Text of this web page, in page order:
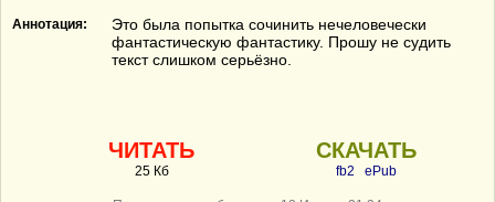
Аннотация:
Это была попытка сочинить нечеловечески
фантастическую фантастику. Прошу не судить
текст слишком серьёзно.
ЧИТАТЬ
25 Кб
СКАЧАТЬ
fb2 ePub